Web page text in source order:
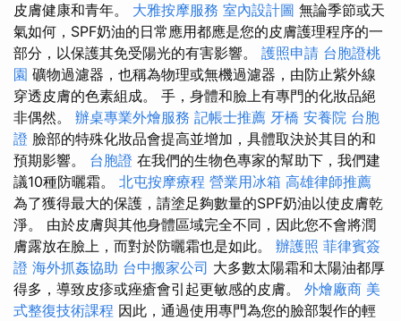
皮膚健康和青年。 大雅按摩服務 室內設計圖 無論季節或天
氣如何，SPF奶油的日常應用都應是您的皮膚護理程序的一
部分，以保護其免受陽光的有害影響。 護照申請 台胞證桃
園 礦物過濾器，也稱為物理或無機過濾器，由防止紫外線
穿透皮膚的色素組成。 手，身體和臉上有專門的化妝品絕
非偶然。 辦桌專業外燴服務 記帳士推薦 牙橋 安養院 台胞
證 臉部的特殊化妝品會提高並增加，具體取決於其目的和
預期影響。 台胞證 在我們的生物色專家的幫助下，我們建
議10種防曬霜。 北屯按摩療程 營業用冰箱 高雄律師推薦
為了獲得最大的保護，請塗足夠數量的SPF奶油以使皮膚乾
淨。 由於皮膚與其他身體區域完全不同，因此您不會將潤
膚露放在臉上，而對於防曬霜也是如此。 辦護照 菲律賓簽
證 海外抓姦協助 台中搬家公司 大多數太陽霜和太陽油都厚
得多，導致皮疹或痤瘡會引起更敏感的皮膚。 外燴廠商 美
式整復技術課程 因此，通過使用專門為您的臉部製作的輕